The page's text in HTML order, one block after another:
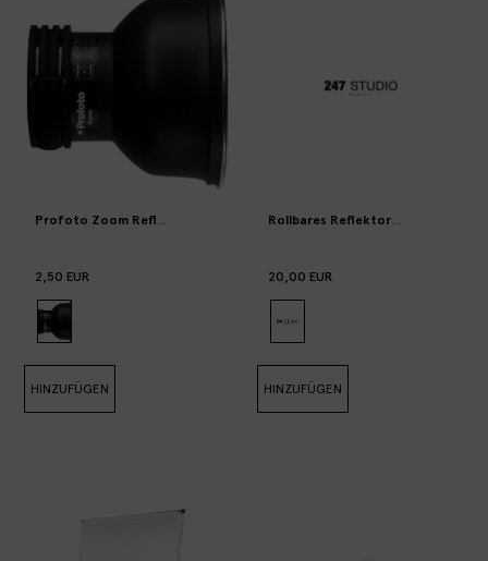
Profoto Zoom Reflector
2,50 EUR
HINZUFÜGEN
Rollbares Reflektorpanel
20,00 EUR
HINZUFÜGEN